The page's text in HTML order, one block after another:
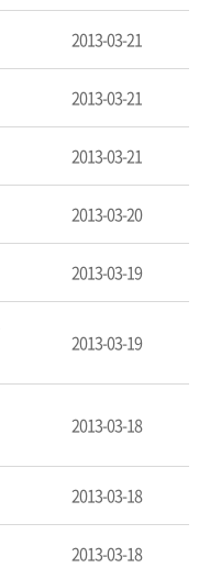
2013-03-21
2013-03-21
2013-03-21
2013-03-20
2013-03-19
2013-03-19
2013-03-18
2013-03-18
2013-03-18